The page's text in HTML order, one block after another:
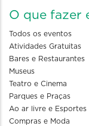
O que fazer
Todos os eventos
Atividades Gratuitas
Bares e Restaurantes
Museus
Teatro e Cinema
Parques e Praças
Ao ar livre e Esportes
Compras e Moda